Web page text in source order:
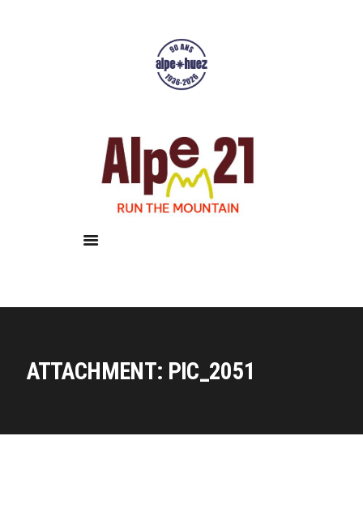
ATTACHMENT: PIC_2051
Résultats
Galerie
Infos pratiques